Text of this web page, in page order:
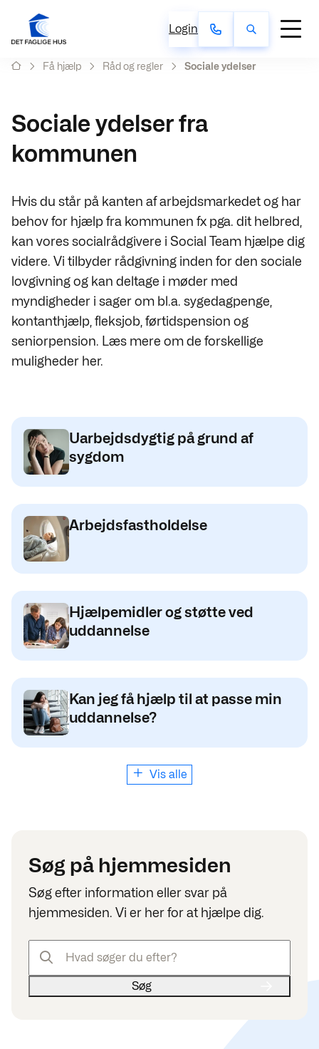
Login
Få hjælp Råd og regler Sociale ydelser
Sociale ydelser fra
kommunen
Hvis du står på kanten af arbejdsmarkedet og har
behov for hjælp fra kommunen fx pga. dit helbred,
kan vores socialrådgivere i Social Team hjælpe dig
videre. Vi tilbyder rådgivning inden for den sociale
lovgivning og kan deltage i møder med
myndigheder i sager om bl.a. sygedagpenge,
kontanthjælp, fleksjob, førtidspension og
seniorpension. Læs mere om de forskellige
muligheder her.
Uarbejdsdygtig på grund af
sygdom
Arbejdsfastholdelse
Hjælpemidler og støtte ved
uddannelse
Kan jeg få hjælp til at passe min
uddannelse?
Vis alle
Søg på hjemmesiden
Søg efter information eller svar på
hjemmesiden. Vi er her for at hjælpe dig.